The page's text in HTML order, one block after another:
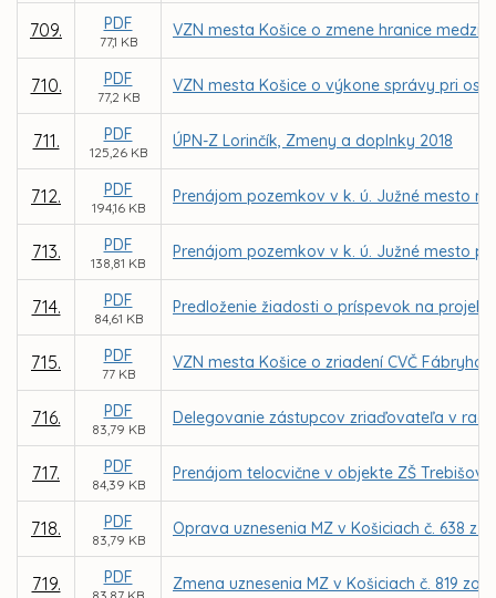
709. PDF
77,1 KB
VZN mesta Košice o zmene hranice medzi
710. PDF
77,2 KB
VZN mesta Košice o výkone správy pri
711. PDF
125,26 KB
ÚPN-Z Lorinčík, Zmeny a doplnky 2018
712. PDF
194,16 KB
Prenájom pozemkov v k. ú. Južné mesto
713. PDF
138,81 KB
Prenájom pozemkov v k. ú. Južné mesto
714. PDF
84,61 KB
Predloženie žiadosti o príspevok na
715. PDF
77 KB
VZN mesta Košice o zriadení CVČ Fábryho
716. PDF
83,79 KB
Delegovanie zástupcov zriaďovateľa v
717. PDF
84,39 KB
Prenájom telocvične v objekte ZŠ
718. PDF
83,79 KB
Oprava uznesenia MZ v Košiciach č. 638 z
719. PDF Zmena uznesenia MZ v Košiciach č. 819 zo